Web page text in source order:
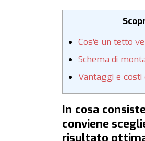
Cos’è un tetto
Schema di
Vantaggi e
In cosa
conviene